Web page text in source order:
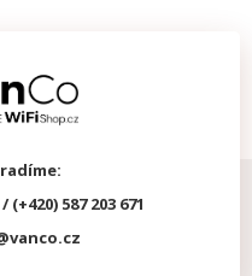
(+420) 587 203 671